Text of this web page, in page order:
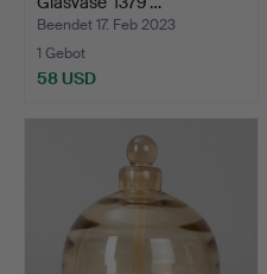
Beendet 17. Feb 2023
1 Gebot
58 USD